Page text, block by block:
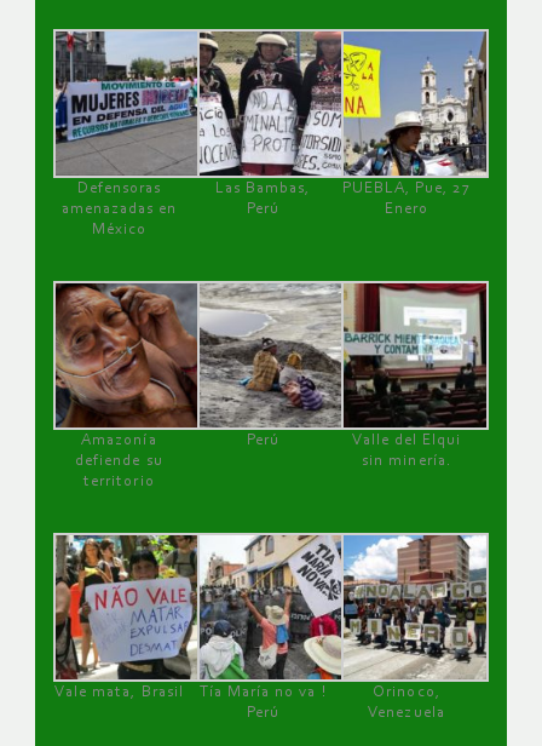
Defensoras
amenazadas en
México
Las Bambas,
Perú
PUEBLA, Pue, 27
Enero
Amazonía
defiende su
territorio
Perú
Valle del Elqui
sin minería.
Vale mata, Brasil
Tía María no va !
Perú
Orinoco,
Venezuela